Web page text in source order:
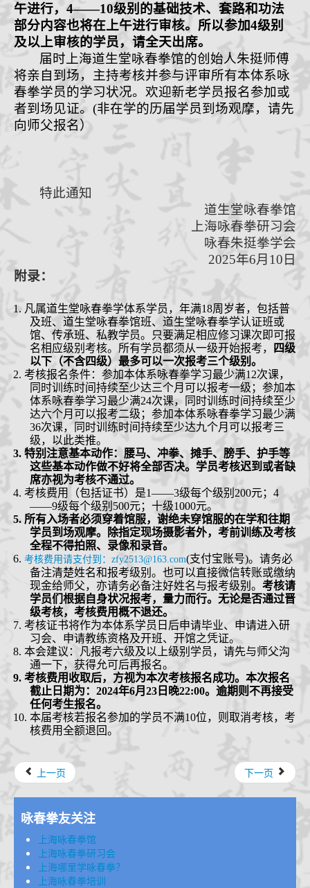
午进行， 4——10级别的基础技术、套路和功法
部分内容也将在上午进行审核。 所以参加4级别
及以上审核的学员，请全天出席。
届时上海道生堂咏春拳馆的创始人朱挺师傅
将亲自到场，主持考核并参与评审所有本体系咏
春拳学员的学习状况。欢迎新老学员报名参加或
者到场见证。(非在学的历届学员到场观摩，请先
向师父报名）
特此通知
道生堂咏春拳馆
上海咏春拳研习会
咏春朱挺拳学会
2025年6月 10日
附录：
1. 凡属道生堂咏春拳学体系学员， 年满18周岁者， 包括普
及班、道生堂咏春拳馆班、道生堂咏春拳学认证班或
馆、传承班、私教学员。
只要满足相应修习课次即可报
名相应级别考核。所有学员都须从一级开始报考，
四级
以下（不含四级） 最多可以一次报考三个级别。
2. 考核报名条件：参加本体系咏春拳学习最少满12次课，
同时训练时间持续至少达三个月 可以报考一级；参加本
体系咏春拳学习最少满24次课，同时训练时间持续至少
达六个月 可以报考二级；参加本体系咏春拳学习最少满
36次课，同时训练时间持续至少达九个月 可以报考三
级，以此类推。
3. 特别注意基本动作：腰马、冲拳、摊手、膀手、护手等
这些基本动作做不好将全部否决。 学员考核迟到或者缺
席亦视为考核不通过。
4. 考核费用（包括证书）是1——3级每个级别 200元；4
——9级每个级别500元；十级1000元。
5. 所有入场者必须穿着馆服，谢绝未穿馆服的在学和往期
学员到场观摩。
除指定现场摄影者外，考前训练及考核
全程不得拍照、录像和录音。
6. 考核费用请支付到： zfy2513@163.com(支付宝账号)。 请务必
备注清楚姓名和报考级别。也可以直接微信转账或缴纳
现金给师父，亦请务必备注好姓名与报考级别 。 考核请
学员们根据自身状况报考，量力而行。无论是否通过晋
级考核，考核费用概不退还。
7. 考核证书将作为本体系学员日后申请毕业、申请进入研
习会、申请教练资格及开班、 开馆之凭证。
8. 本会建议：
凡报考六级及以上级别学员，请先与师父沟
通一下，获得允可后再报名。
9. 考核费用收取后，方视为本次考核报名成功。 本次报名
截止日期为： 2024年6月23日晚22:00。逾期则不再接受
任何考生报名。
10. 本届考核若报名参加的学员不满10位，则取消考核，考
核费用全额退回。
上一页 下一页
咏春拳友关注
上海咏春拳馆
上海咏春拳研习会
上海哪里学咏春拳？
上海咏春拳培训